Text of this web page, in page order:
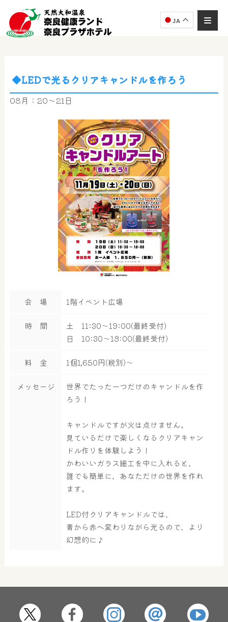
JA
屋内レジャープール グルメ
◆LEDで光るクリアキャンドルを作ろう
08月：20～21日
会 場 1階イベント広場
時 間
土 11:30～19:00(最終受付)
日 10:30～18:00(最終受付)
料 金 1個1,650円(税別)～
メッセージ
世界でたった一つだけのキャンドルを作
ろう！
キャンドルですが火は点けません。
見ているだけで楽しくなるクリアキャン
ドル作りを体験しよう！
かわいいガラス細工を中に入れると、
誰でも簡単に、あなただけの世界を作れ
ます。
LED付クリアキャンドルでは、
青から赤へ変わりながら光るので、より
幻想的に♪
AIコンシェルジュ
オンライン
奈良健康ランド AIコンシェルジュです。
ご質問をお伺いします。